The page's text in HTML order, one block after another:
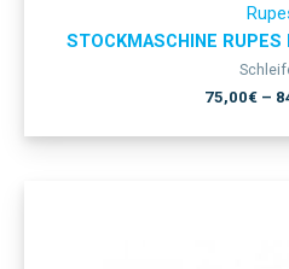
STOCKMASCHINE
75,00€–